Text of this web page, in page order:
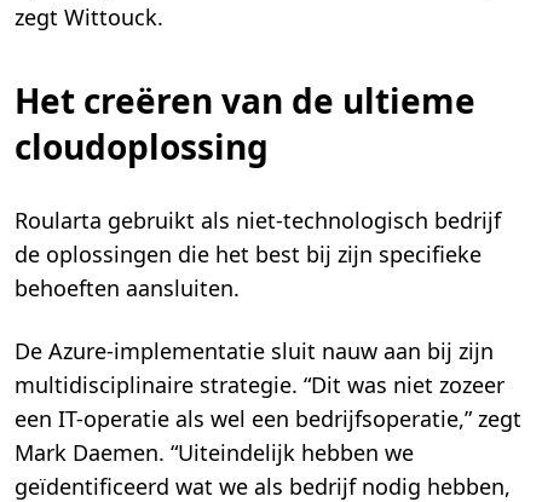
zegt Wittouck.
Het creëren van de ultieme
cloudoplossing
Roularta gebruikt als niet-technologisch bedrijf
de oplossingen die het best bij zijn specifieke
behoeften aansluiten.
De Azure-implementatie sluit nauw aan bij zijn
multidisciplinaire strategie. “Dit was niet zozeer
een IT-operatie als wel een bedrijfsoperatie,” zegt
Mark Daemen. “Uiteindelijk hebben we
geïdentificeerd wat we als bedrijf nodig hebben,